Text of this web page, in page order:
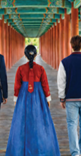
מחיר השקה
$35
$24